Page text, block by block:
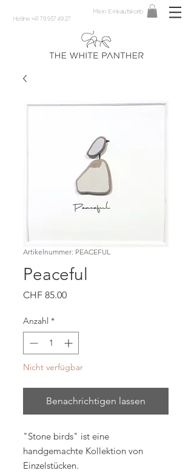
Hotline +41 79 937 49 27
Mein Einkaufskorb
Artikelnummer: PEACEFUL
Peaceful
CHF 85.00Preis
Anzahl *
Nicht verfügbar
Benachrichtigen lassen
"Stone birds" ist eine
handgemachte Kollektion von
Einzelstücken.